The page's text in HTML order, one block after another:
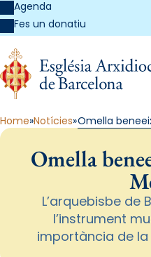
Agenda
Fes un donatiu
Home Notícies Omella
Omella
L’arquebisbe de
l’instrument
importància de la